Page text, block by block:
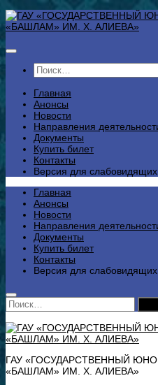
Перейти
к
Найти:
Главная
Анонсы
Новости
Направления
Документы
Купить билет
Контакты
Версия для слабовидящих
Главная
Анонсы
Новости
Направления
Документы
Купить билет
Контакты
Версия для слабовидящих
Найти:
ГАУ «ГОСУДАРСТВЕННЫЙ
«БАШЛАМ» ИМ. Х. АЛИЕВА»